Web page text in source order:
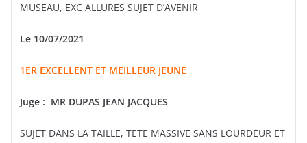
MUSEAU, EXC ALLURES SUJET D’AVENIR
Le 10/07/2021
1ER EXCELLENT ET MEILLEUR JEUNE
Juge : MR DUPAS JEAN JACQUES
SUJET DANS LA TAILLE, TETE MASSIVE SANS LOURDEUR ET